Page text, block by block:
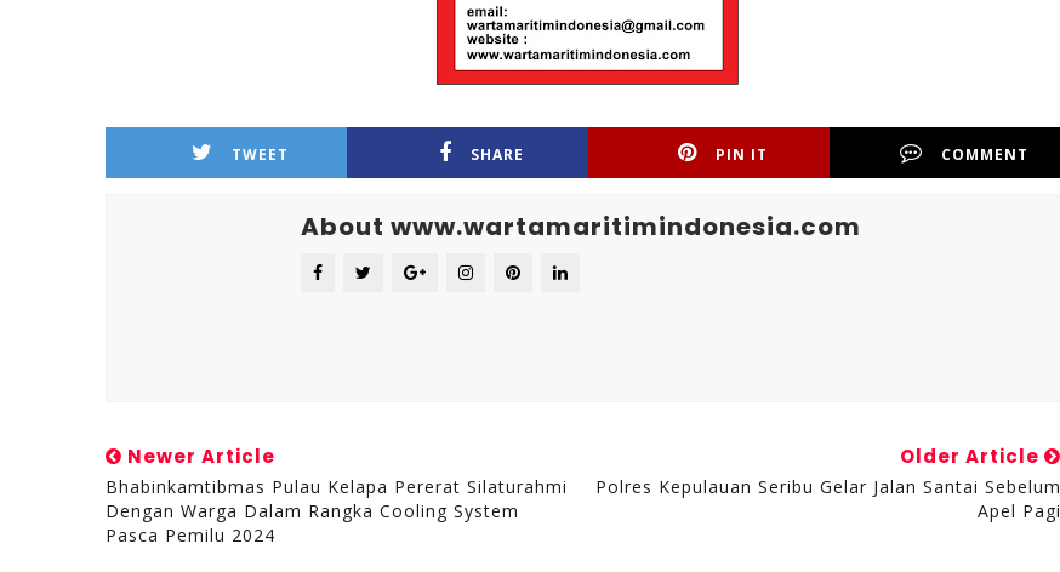
TWEET SHARE PIN IT COMMENT
About www.wartamaritimindonesia.com
Newer Article
Bhabinkamtibmas Pulau Kelapa Pererat Silaturahmi
Dengan Warga Dalam Rangka Cooling System
Pasca Pemilu 2024
Older Article
Polres Kepulauan Seribu Gelar Jalan Santai Sebelum
Apel Pagi